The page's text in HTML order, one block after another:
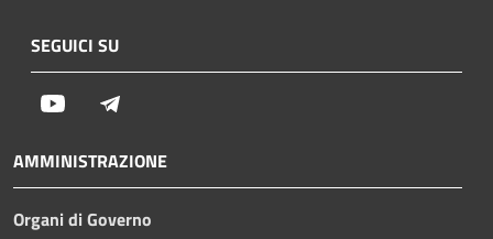
SEGUICI SU
Youtube
AMMINISTRAZIONE
Organi di Governo